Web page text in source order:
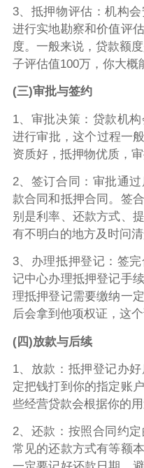
3、抵押物评估：机构
进行实地勘察和价值评
度。一般来说，贷款额
子评估值100万，你大概
(三)审批与签约
1、审批决策：贷款机
进行审批，这个过程一
资质好，抵押物优质，审
2、签订合同：审批通
款合同和抵押合同。签
别是利率、还款方式、
有不明白的地方及时问清
3、办理抵押登记：签
记中心办理抵押登记手
理抵押登记需要缴纳一
后会拿到他项权证，这
(四)放款与后续
1、放款：抵押登记办
定把钱打到你的指定账
些经营贷款会根据你的
2、还款：按照合同约
常见的还款方式有等额